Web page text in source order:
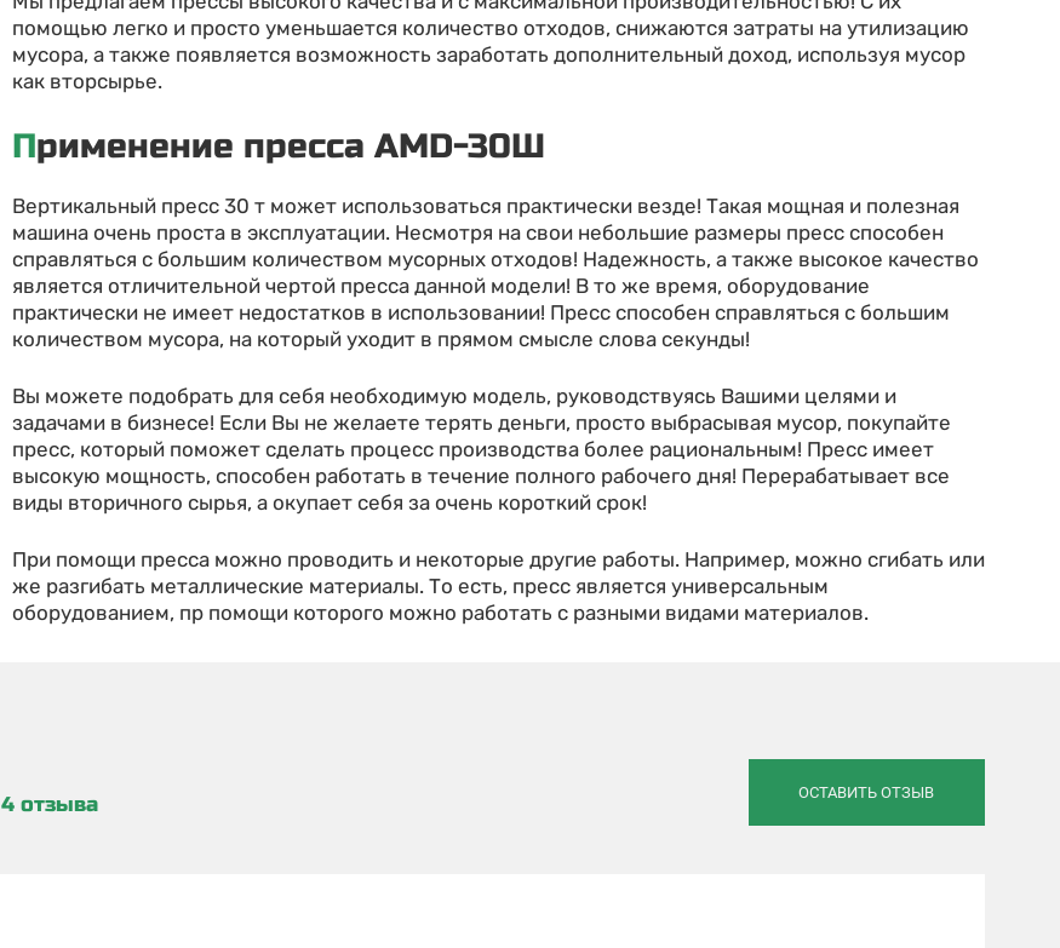
помощью легко и просто уменьшается количество отходов, снижаются затраты на утилизацию
мусора, а также появляется возможность заработать дополнительный доход, используя мусор
как вторсырье.
Применение пресса AMD-30Ш
Вертикальный пресс 30 т может использоваться практически везде! Такая мощная и полезная
машина очень проста в эксплуатации. Несмотря на свои небольшие размеры пресс способен
справляться с большим количеством мусорных отходов! Надежность, а также высокое качество
является отличительной чертой пресса данной модели! В то же время, оборудование
практически не имеет недостатков в использовании! Пресс способен справляться с большим
количеством мусора, на который уходит в прямом смысле слова секунды!
Вы можете подобрать для себя необходимую модель, руководствуясь Вашими целями и
задачами в бизнесе! Если Вы не желаете терять деньги, просто выбрасывая мусор, покупайте
пресс, который поможет сделать процесс производства более рациональным! Пресс имеет
высокую мощность, способен работать в течение полного рабочего дня! Перерабатывает все
виды вторичного сырья, а окупает себя за очень короткий срок!
При помощи пресса можно проводить и некоторые другие работы. Например, можно сгибать или
же разгибать металлические материалы. То есть, пресс является универсальным
оборудованием, пр помощи которого можно работать с разными видами материалов.
4 отзыва ОСТАВИТЬ ОТЗЫВ